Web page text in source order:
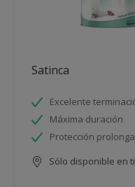
Satinca
Excelente
Máxima duración
Protección
Sólo disponible en